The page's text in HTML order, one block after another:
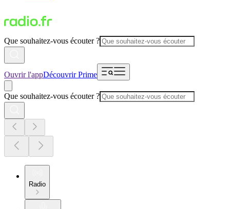
Que souhaitez-vous écouter ?
Ouvrir l'appDécouvrir Prime
Que souhaitez-vous écouter ?
Radio